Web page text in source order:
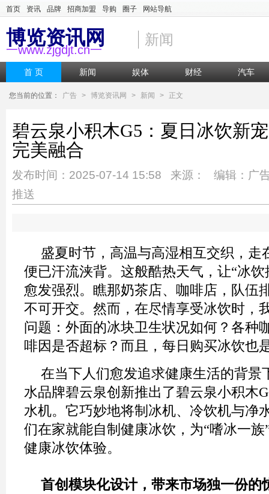
首页 资讯 品牌 招商加盟 导购 圈子 网站导航
博览资讯网
一www.zjgdjt.cn一
新闻
首 页 新闻 娱体 财经 汽车
您当前的位置： 广告 > 博览资讯网 > 新闻 > 正文
碧云泉小积木G5：夏日冰饮新
完美融合
发布时间：2025-07-14 15:58 来源： 编辑：广
推送
盛夏时节，高温与高湿相互交织，走
便已汗流浃背。这般酷热天气，让“冰
愈发强烈。瞧那奶茶店、咖啡店，队伍
不可开交。然而，在尽情享受冰饮时，
问题：外面的冰块卫生状况如何？各种
啡因是否超标？而且，每日购买冰饮也
在当下人们愈发追求健康生活的背景
水品牌碧云泉创新推出了碧云泉小积木
水机。它巧妙地将制冰机、冷饮机与净
们在家就能自制健康冰饮，为“嗜冰一
健康冰饮体验。
首创模块化设计，带来市场独一份的